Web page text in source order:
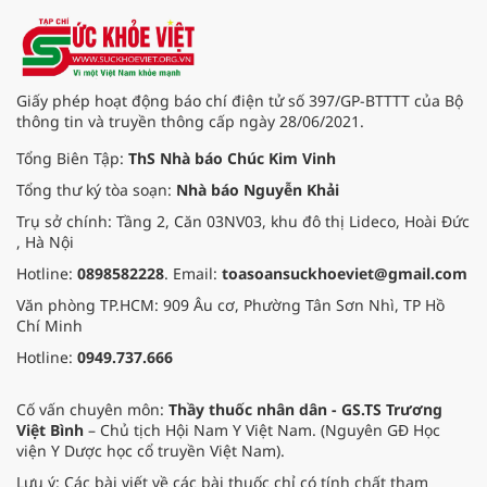
Giấy phép hoạt động báo chí điện tử số 397/GP-BTTTT của Bộ
thông tin và truyền thông cấp ngày 28/06/2021.
Tổng Biên Tập: ThS Nhà báo Chúc Kim Vinh
Tổng thư ký tòa soạn: Nhà báo Nguyễn Khải
Trụ sở chính: Tầng 2, Căn 03NV03, khu đô thị Lideco, Hoài Đức
, Hà Nội
Hotline: 0898582228. Email: toasoansuckhoeviet@gmail.com
Văn phòng TP.HCM: 909 Âu cơ, Phường Tân Sơn Nhì, TP Hồ
Chí Minh
Hotline: 0949.737.666
Cố vấn chuyên môn: Thầy thuốc nhân dân - GS.TS Trương
Việt Bình – Chủ tịch Hội Nam Y Việt Nam. (Nguyên GĐ Học
viện Y Dược học cổ truyền Việt Nam).
Lưu ý: Các bài viết về các bài thuốc chỉ có tính chất tham